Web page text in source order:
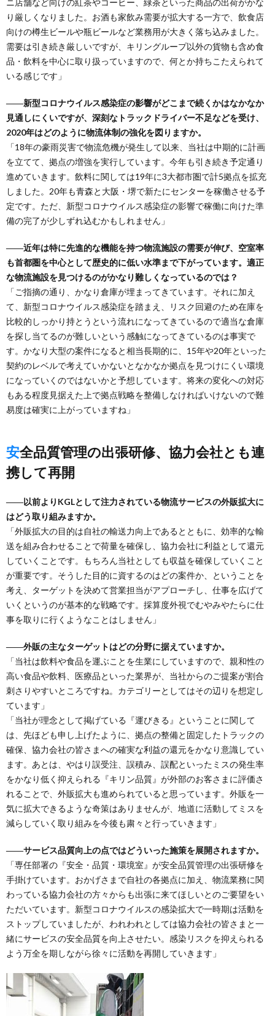
り厳しくなりました。お酒も家飲み需要が拡大する一方で、飲食店
向けの樽生ビールや瓶ビールなど業務用が大きく落ち込みました。
需要は引き続き厳しいですが、キリングループ以外の貨物も含め食
品・飲料を中心に取り扱っていますので、何とか持ちこたえられて
いる感じです」
――新型コロナウイルス感染症の影響がどこまで続くかはなかなか
見通しにくいですが、深刻なトラックドライバー不足などを受け、
2020年はどのように物流体制の強化を図りますか。
「18年の豪雨災害で物流危機が発生して以来、当社は中期的に計画
を立てて、拠点の増強を実行しています。今年も引き続き予定通り
進めていきます。飲料に関しては19年に3大都市圏で計5拠点を拡充
しました。20年も青森と大阪・堺で新たにセンターを稼働させる予
定です。ただ、新型コロナウイルス感染症の影響で稼働に向けた準
備の完了が少しずれ込むかもしれません」
――近年は特に先進的な機能を持つ物流施設の需要が伸び、空室率
も首都圏を中心として歴史的に低い水準まで下がっています。適正
な物流施設を見つけるのがかなり難しくなっているのでは？
「ご指摘の通り、かなり倉庫が埋まってきています。それに加え
て、新型コロナウイルス感染症を踏まえ、リスク回避のため在庫を
比較的しっかり持とうという流れになってきているので適当な倉庫
を探し当てるのが難しいという感触になってきているのは事実で
す。かなり大型の案件になると相当長期的に、15年や20年といった
契約のレベルで考えていかないとなかなか拠点を見つけにくい環境
になっていくのではないかと予想しています。将来の変化への対応
もある程度見据えた上で拠点戦略を整備しなければいけないので難
易度は確実に上がっていますね」
安全品質管理の出張研修、協力会社とも連
携して再開
――以前よりKGLとして注力されている物流サービスの外販拡大に
はどう取り組みますか。
「外販拡大の目的は自社の輸送力向上であるとともに、効率的な輸
送を組み合わせることで荷量を確保し、協力会社に利益として還元
していくことです。もちろん当社としても収益を確保していくこと
が重要です。そうした目的に資するのはどの案件か、ということを
考え、ターゲットを決めて営業担当がアプローチし、仕事を広げて
いくというのが基本的な戦略です。採算度外視でむやみやたらに仕
事を取りに行くようなことはしません」
――外販の主なターゲットはどの分野に据えていますか。
「当社は飲料や食品を運ぶことを生業にしていますので、親和性の
高い食品や飲料、医療品といった業界が、当社からのご提案が割合
刺さりやすいところですね。カテゴリーとしてはその辺りを想定し
ています」
「当社が理念として掲げている『運びきる』ということに関して
は、先ほども申し上げたように、拠点の整備と固定したトラックの
確保、協力会社の皆さまへの確実な利益の還元をかなり意識してい
ます。あとは、やはり誤受注、誤積み、誤配といったミスの発生率
をかなり低く抑えられる『キリン品質』が外部のお客さまに評価さ
れることで、外販拡大も進められていると思っています。外販を一
気に拡大できるような奇策はありませんが、地道に活動してミスを
減らしていく取り組みを今後も粛々と行っていきます」
――サービス品質向上の点ではどういった施策を展開されますか。
「専任部署の『安全・品質・環境室』が安全品質管理の出張研修を
手掛けています。おかげさまで自社の各拠点に加え、物流業務に関
わっている協力会社の方々からも出張に来てほしいとのご要望をい
ただいています。新型コロナウイルスの感染拡大で一時期は活動を
ストップしていましたが、われわれとしては協力会社の皆さまと一
緒にサービスの安全品質を向上させたい。感染リスクを抑えられる
よう万全を期しながら徐々に活動を再開していきます」